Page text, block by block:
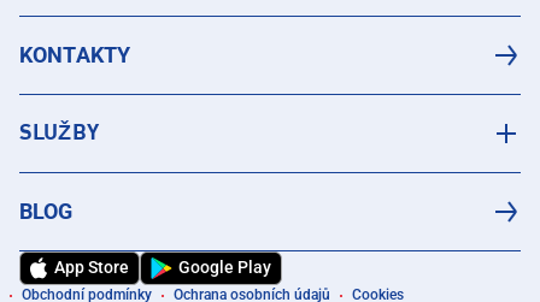
KONTAKTY
SLUŽBY
BLOG
App Store Google Play
Obchodní podmínky Ochrana osobních údajů Cookies